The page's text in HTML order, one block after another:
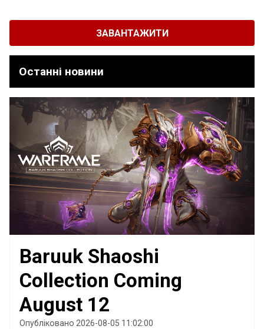
ЗАВАНТАЖИТИ
Останні новини
Baruuk Shaoshi
Collection Coming
August 12
Опубліковано 2026-08-05 11:02:00